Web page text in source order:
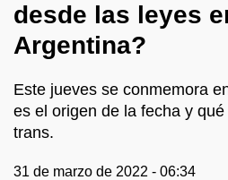
desde las leyes
Argentina?
Este jueves se conmemora
es el origen de la fecha y
trans.
31 de marzo de 2022 - 06:34